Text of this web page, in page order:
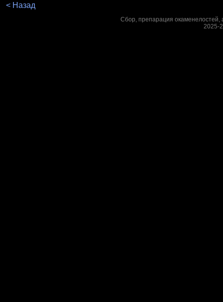
< Назад
Сбор, препарация окаменелостей,
2025-